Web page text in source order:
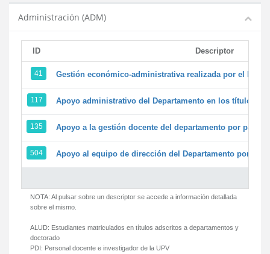
Administración (ADM)
ID Descriptor
41 Gestión económico-administrativa realizada por el
117 Apoyo administrativo del Departamento en los títulos de
135 Apoyo a la gestión docente del departamento por parte
504 Apoyo al equipo de dirección del Departamento por
NOTA: Al pulsar sobre un descriptor se accede a información detallada
sobre el mismo.
ALUD: Estudiantes matriculados en títulos adscritos a departamentos y
doctorado
PDI: Personal docente e investigador de la UPV